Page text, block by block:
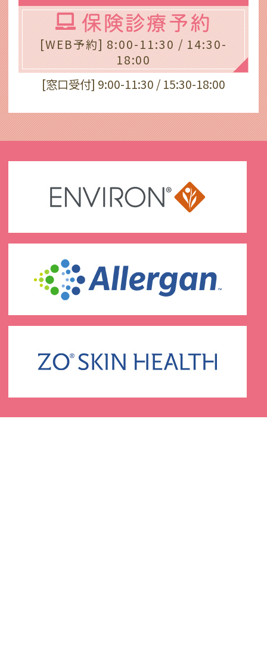
保険診療予約
[WEB予約] 8:00-11:30 / 14:30-
18:00
[窓口受付] 9:00-11:30 / 15:30-18:00